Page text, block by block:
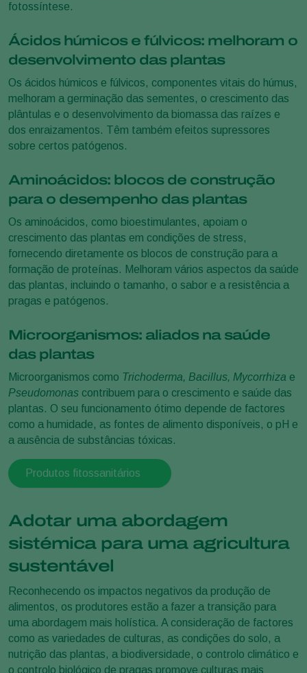
fotossíntese.
Ácidos húmicos e fúlvicos: melhoram o
desenvolvimento das plantas
Os ácidos húmicos e fúlvicos, componentes vitais do húmus,
melhoram a germinação das sementes, o crescimento das
plântulas e o desenvolvimento da biomassa das raízes e
dos enraizamentos. Têm também efeitos supressores
sobre certos patógenos.
Aminoácidos: blocos de construção
para o desempenho das plantas
Os aminoácidos, como bioestimulantes, apoiam o
crescimento das plantas em condições de stress,
fornecendo diretamente os blocos de construção para a
formação de proteínas. Melhoram vários aspectos da saúde
das plantas, incluindo o tamanho, o sabor e a resistência a
pragas e patógenos.
Microorganismos: aliados na saúde
das plantas
Microorganismos como Trichoderma, Bacillus, Mycorrhiza e
Pseudomonas contribuem para o crescimento e saúde das
plantas. O seu funcionamento ótimo depende de factores
como a humidade, as fontes de alimento disponíveis, o pH e
a ausência de substâncias tóxicas.
Produtos fitossanitários
Adotar uma abordagem
sistémica para uma agricultura
sustentável
Reconhecendo os impactos negativos da produção de
alimentos, os produtores estão a fazer a transição para
uma abordagem mais holística. A consideração de factores
como as variedades de culturas, as condições do solo, a
nutrição das plantas, a biodiversidade, o controlo climático e
o controlo biológico de pragas promove culturas mais